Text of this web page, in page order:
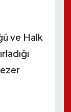
ve Halk